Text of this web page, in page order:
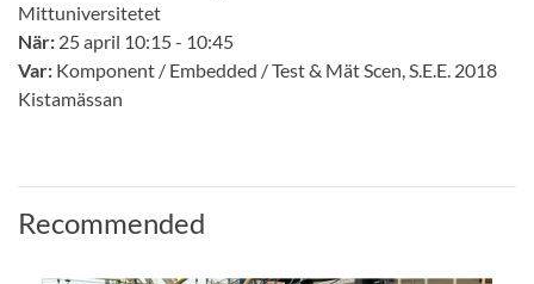
Mittuniversitetet
När: 25 april 10:15 - 10:45
Var: Komponent / Embedded / Test & Mät Scen, S.E.E. 2018
Kistamässan
Recommended